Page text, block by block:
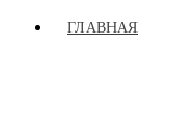
ГЛАВНАЯ